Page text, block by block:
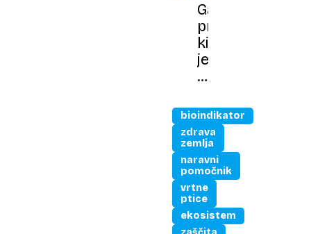
Ganljivi
prizor,
ki
je
obšel
laboda
rešil
gotove
smrti
in
ogrel
na
domačem
bioindikator
zdrava
zemlja
naravni
pomočnik
vrtne
ptice
ekosistem